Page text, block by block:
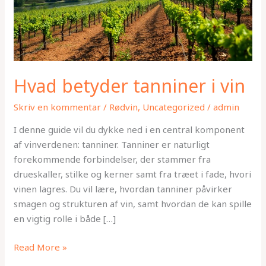
Hvad betyder tanniner i vin
Skriv en kommentar / Rødvin, Uncategorized /admin
I denne guide vil du dykke ned i en central komponent
af vinverdenen: tanniner. Tanniner er naturligt
forekommende forbindelser, der stammer fra
drueskaller, stilke og kerner samt fra træet i fade, hvori
vinen lagres. Du vil lære, hvordan tanniner påvirker
smagen og strukturen af vin, samt hvordan de kan spille
en vigtig rolle i både […]
Read More »